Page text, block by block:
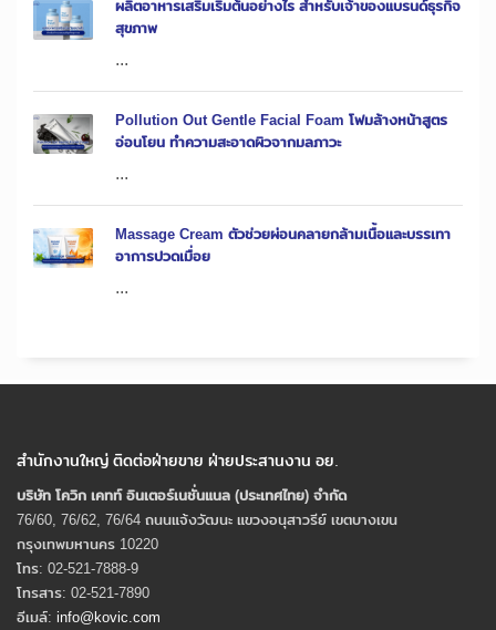
ผลิตอาหารเสริมเริ่มต้นอย่างไร สำหรับเจ้าของแบรนด์ธุรกิจ
สุขภาพ
...
Pollution Out Gentle Facial Foam โฟมล้างหน้าสูตร
อ่อนโยน ทำความสะอาดผิวจากมลภาวะ
...
Massage Cream ตัวช่วยผ่อนคลายกล้ามเนื้อและบรรเทา
อาการปวดเมื่อย
...
สำนักงานใหญ่ ติดต่อฝ่ายขาย ฝ่ายประสานงาน อย.
บริษัท โควิก เคทท์ อินเตอร์เนชั่นแนล (ประเทศไทย) จํากัด
76/60, 76/62, 76/64 ถนนแจ้งวัฒนะ แขวงอนุสาวรีย์ เขตบางเขน
กรุงเทพมหานคร 10220
โทร: 02-521-7888-9
โทรสาร: 02-521-7890
อีเมล์: info@kovic.com